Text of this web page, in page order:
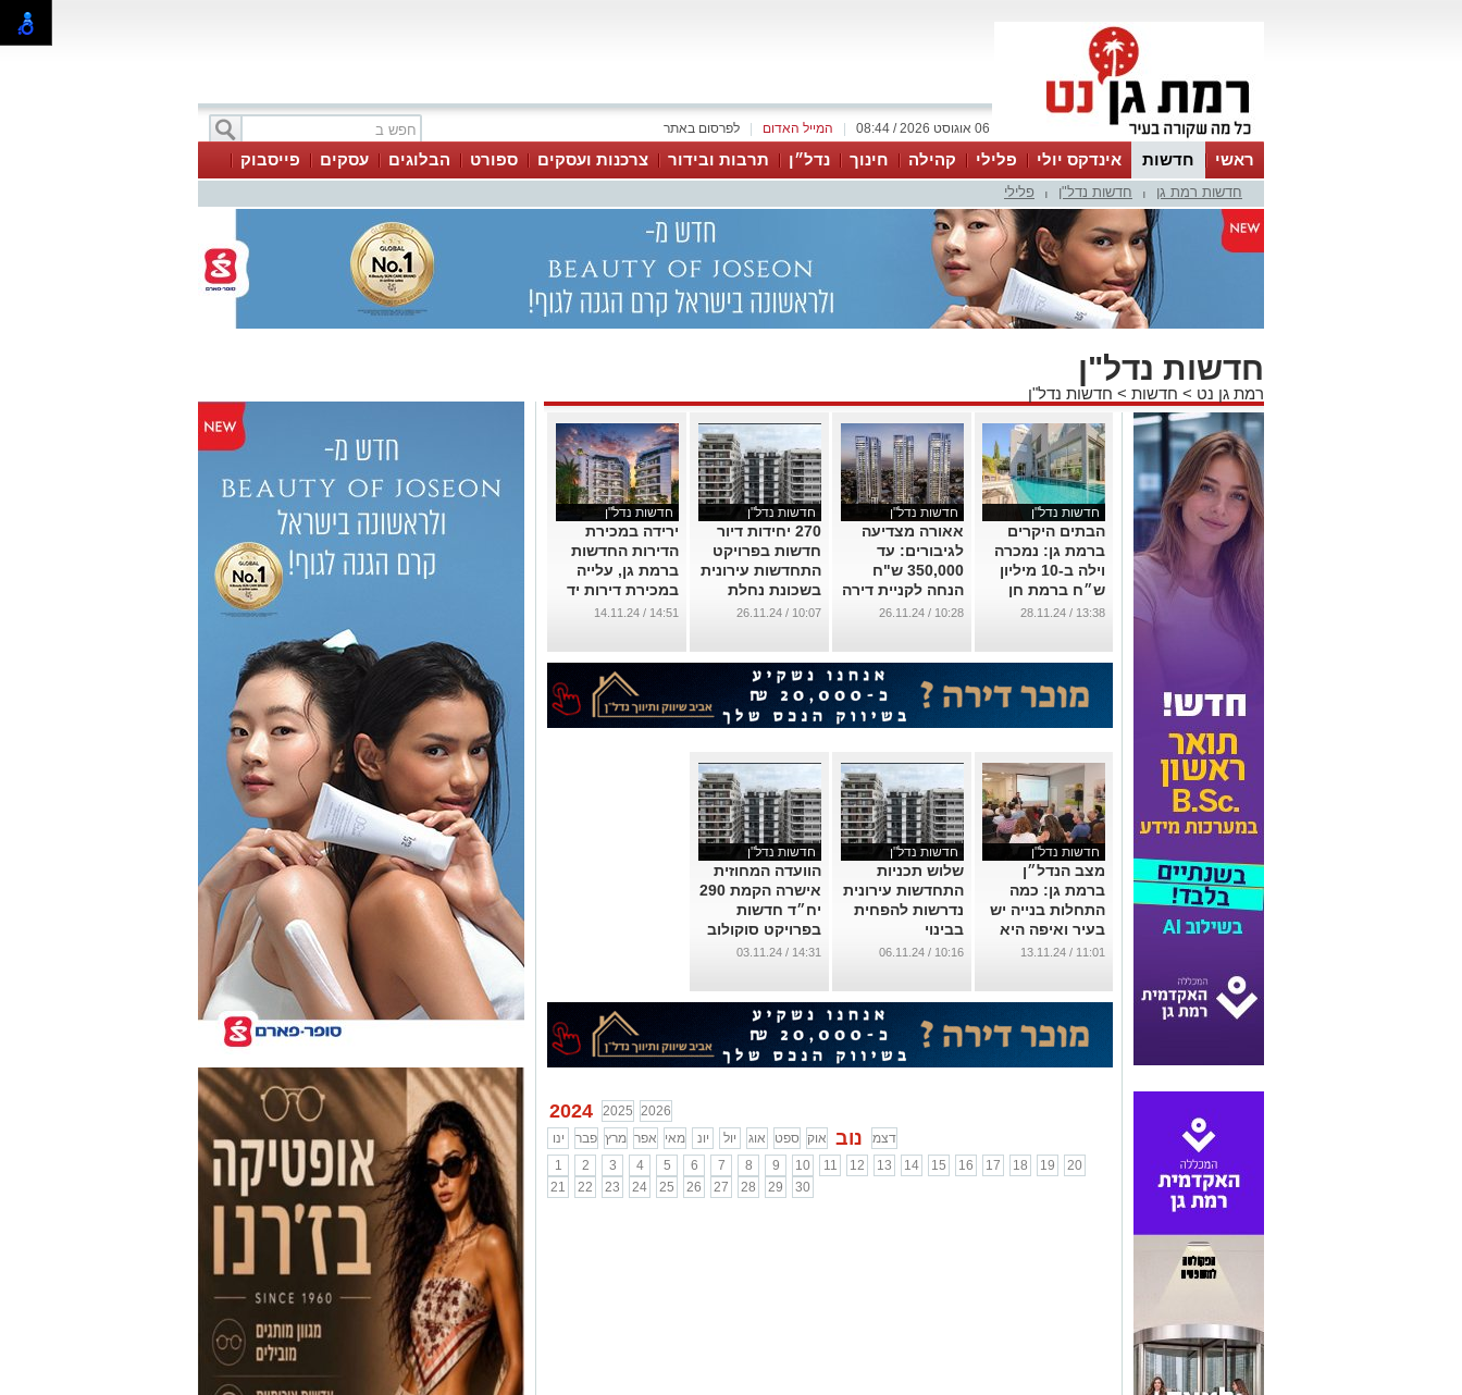
לפרסום באתר המייל האדום 06 אוגוסט 2026 / 08:44
ראשי חדשות אינדקס יולי פלילי קהילה חינוך נדל״ן תרבות ובידור צרכנות ועסקים ספורט הבלוגים עסקים
פייסבוק
ווטסאפ
חדשות רמת גן חדשות נדל"ן פלילי
חדשות נדל"ן
רמת גן נט > חדשות > חדשות נדל"ן
חדשות נדל"ן
הבתים היקרים
ברמת גן: נמכרה
וילה ב-10 מיליון
ש״ח ברמת חן
...
13:38 / 28.11.24
חדשות נדל"ן
אאורה מצדיעה
לגיבורים: עד
350,000 ש"ח
הנחה לקניית דירה
במגוון פרויקטים
10:28 / 26.11.24
חדשות נדל"ן
270 יחידות דיור
חדשות בפרויקט
התחדשות עירונית
בשכונת נחלת
גנים ברמת גן
10:07 / 26.11.24
חדשות נדל"ן
ירידה במכירת
הדירות החדשות
ברמת גן, עלייה
במכירת דירות יד
שניה
14:51 / 14.11.24
חדשות נדל"ן
מצב הנדל״ן
ברמת גן: כמה
התחלות בנייה יש
בעיר ואיפה היא
ממוקמת ביחס
...
11:01 / 13.11.24
חדשות נדל"ן
שלוש תכניות
התחדשות עירונית
נדרשות להפחית
בבינוי
...
10:16 / 06.11.24
חדשות נדל"ן
הוועדה המחוזית
אישרה הקמת 290
יח״ד חדשות
בפרויקט סוקולוב
הסביון בנחלת
...
14:31 / 03.11.24
2024 2025 2026
ינו
פבר מרץ אפר מאי יונ יול אוג ספט אוק נוב
דצמ
1
2 3 4 5 6 7 8 9 10 11 12 13 14 15 16 17 18 19
20
21
22 23 24 25 26 27 28 29 30